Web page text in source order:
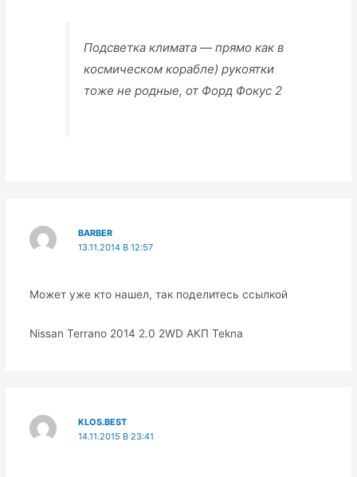
Подсветка климата — прямо как в
космическом корабле) рукоятки
тоже не родные, от Форд Фокус 2
BARBER
13.11.2014 В 12:57
Может уже кто нашел, так поделитесь ссылкой
Nissan Terrano 2014 2.0 2WD АКП Tekna
KLOS.BEST
14.11.2015 В 23:41